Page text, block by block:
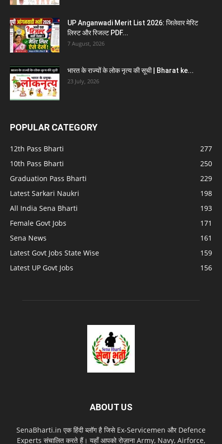
UP Anganwadi Merit List 2026: जिलेवार मेरिट
लिस्ट और रिजल्ट PDF...
7 August, 2026
भारत के राज्यों के लोक नृत्य की सूची | Bharat ke...
23 July, 2026
POPULAR CATEGORY
12th Pass Bharti
277
10th Pass Bharti
250
Graduation Pass Bharti
229
Latest Sarkari Naukri
198
All India Sena Bharti
193
Female Govt Jobs
171
Sena News
161
Latest Govt Jobs State Wise
159
Latest UP Govt Jobs
156
ABOUT US
SenaBharti.in एक हिंदी ब्लॉग है जिसे Ex‑Servicemen और Defence
Experts संचालित करते हैं। यहाँ आपको रोज़ाना Army, Navy, Airforce,